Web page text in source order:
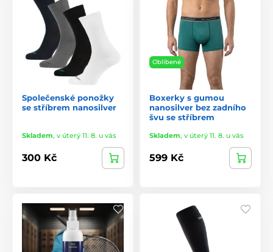
Společenské ponožky
se stříbrem nanosilver
Skladem, v úterý 11. 8. u vás
300 Kč
Oblíbené
Boxerky s gumou
nanosilver bez zadního
švu se stříbrem
Skladem, v úterý 11. 8. u vás
599 Kč